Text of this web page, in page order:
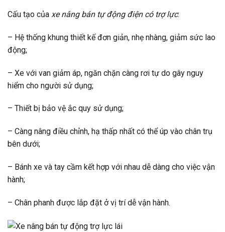
Cấu tạo của xe nâng bán tự động điện có trợ lực:
– Hệ thống khung thiết kế đơn giản, nhẹ nhàng, giảm sức lao
động;
– Xe với van giảm áp, ngăn chặn càng rơi tự do gây nguy
hiểm cho người sử dụng;
– Thiết bị bảo vệ ắc quy sử dụng;
– Càng nâng điều chỉnh, hạ thấp nhất có thể úp vào chân trụ
bên dưới;
– Bánh xe và tay cầm kết hợp với nhau dễ dàng cho việc vận
hành;
– Chân phanh được lắp đặt ở vị trí dễ vận hành.